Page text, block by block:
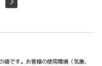
です。お客様の使用環境（気象、